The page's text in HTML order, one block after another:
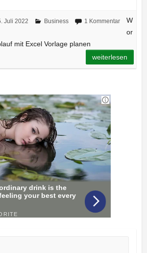
Juli 2022 Business 1 Kommentar
W
or
mit Excel Vorlage planen
weiterlesen